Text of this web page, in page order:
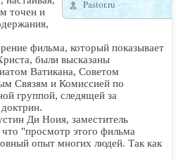
Pastor.ru
точен и
фильма, который показывает
были высказаны
Ватикана, Советом
Связям и Комиссией по
группой, следящей за
Ди Ноия, заместитель
"просмотр этого фильма
опыт многих людей. Так как